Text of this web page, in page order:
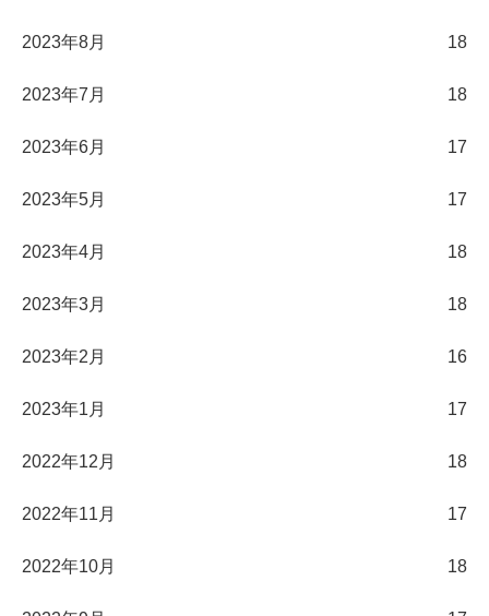
2023年8月 18
2023年7月 18
2023年6月 17
2023年5月 17
2023年4月 18
2023年3月 18
2023年2月 16
2023年1月 17
2022年12月 18
2022年11月 17
2022年10月 18